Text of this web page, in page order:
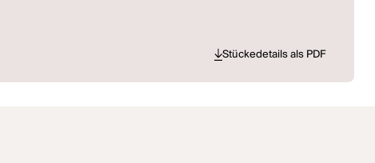
Stückedetails als PDF